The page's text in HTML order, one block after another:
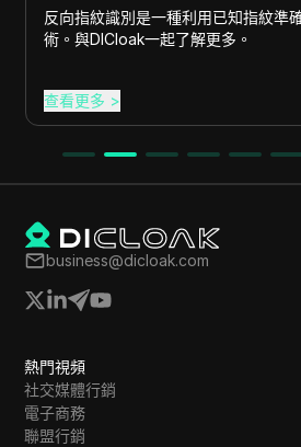
識別是一種利用已知指紋準確識別用戶或
一起了解更多。
business@dicloak.com
熱門視頻
社交媒體行銷
電子商務
聯盟行銷